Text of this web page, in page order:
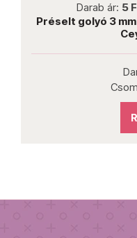
Darab ár: 5
Préselt golyó 3